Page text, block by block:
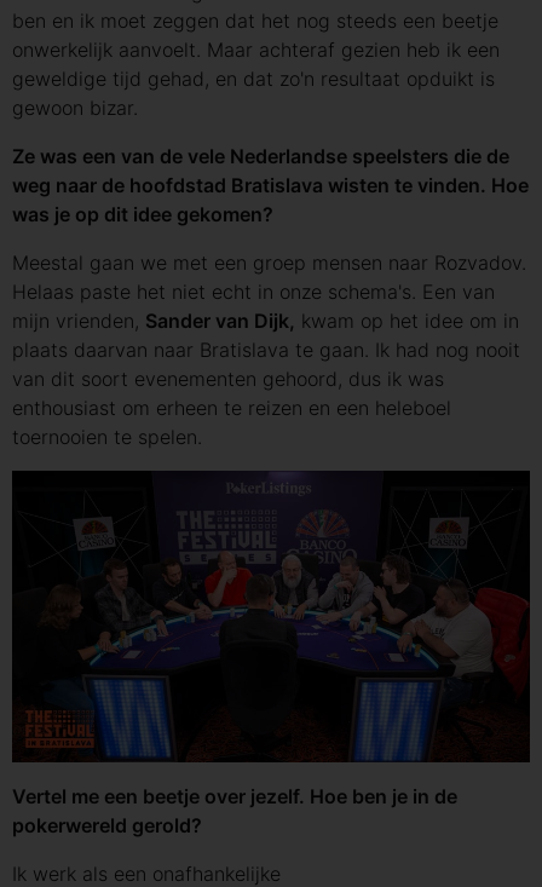
ben en ik moet zeggen dat het nog steeds een beetje
onwerkelijk aanvoelt. Maar achteraf gezien heb ik een
geweldige tijd gehad, en dat zo'n resultaat opduikt is
gewoon bizar.
Ze was een van de vele Nederlandse speelsters die de
weg naar de hoofdstad Bratislava wisten te vinden. Hoe
was je op dit idee gekomen?
Meestal gaan we met een groep mensen naar Rozvadov.
Helaas paste het niet echt in onze schema's. Een van
mijn vrienden, Sander van Dijk, kwam op het idee om in
plaats daarvan naar Bratislava te gaan. Ik had nog nooit
van dit soort evenementen gehoord, dus ik was
enthousiast om erheen te reizen en een heleboel
toernooien te spelen.
Vertel me een beetje over jezelf. Hoe ben je in de
pokerwereld gerold?
Ik werk als een onafhankelijke